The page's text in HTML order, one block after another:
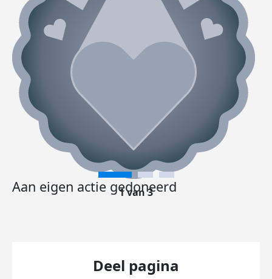
Aan eigen actie gedoneerd
1 van 3
Deel pagina